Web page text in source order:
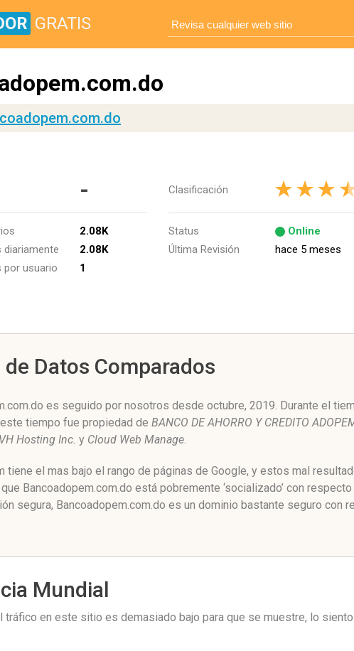
GRATIS
-
2.08K
diariamente
2.08K
por usuario
1
Clasificación
Status
Online
Última Revisión
hace 5 meses
Datos Comparados
es seguido por nosotros desde octubre, 2019. Durante el
tiempo fue propiedad de BANCO DE AHORRO Y CREDITO
Hosting Inc. y Cloud Web Manage.
tiene el mas bajo el rango de páginas de Google, y estos mal
Bancoadopem.com.do está pobremente ‘socializado’ con
segura, Bancoadopem.com.do es un dominio bastante seguro con
Mundial
tráfico en este sitio es demasiado bajo para que se muestre, lo siento.